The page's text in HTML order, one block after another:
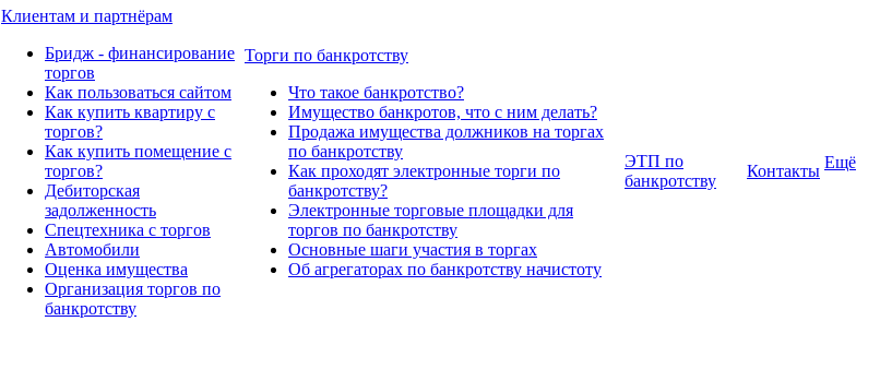
Клиентам и партнёрам
Бридж - финансирование
торгов
Как пользоваться сайтом
Как купить квартиру с
торгов?
Как купить помещение с
торгов?
Дебиторская
задолженность
Спецтехника с торгов
Автомобили
Оценка имущества
Организация торгов по
банкротству
Торги по банкротству
Что такое банкротство?
Имущество банкротов, что с ним делать?
Продажа имущества должников на торгах
по банкротству
Как проходят электронные торги по
банкротству?
Электронные торговые площадки для
торгов по банкротству
Основные шаги участия в торгах
Об агрегаторах по банкротству начистоту
ЭТП по
банкротству
Контакты Ещё